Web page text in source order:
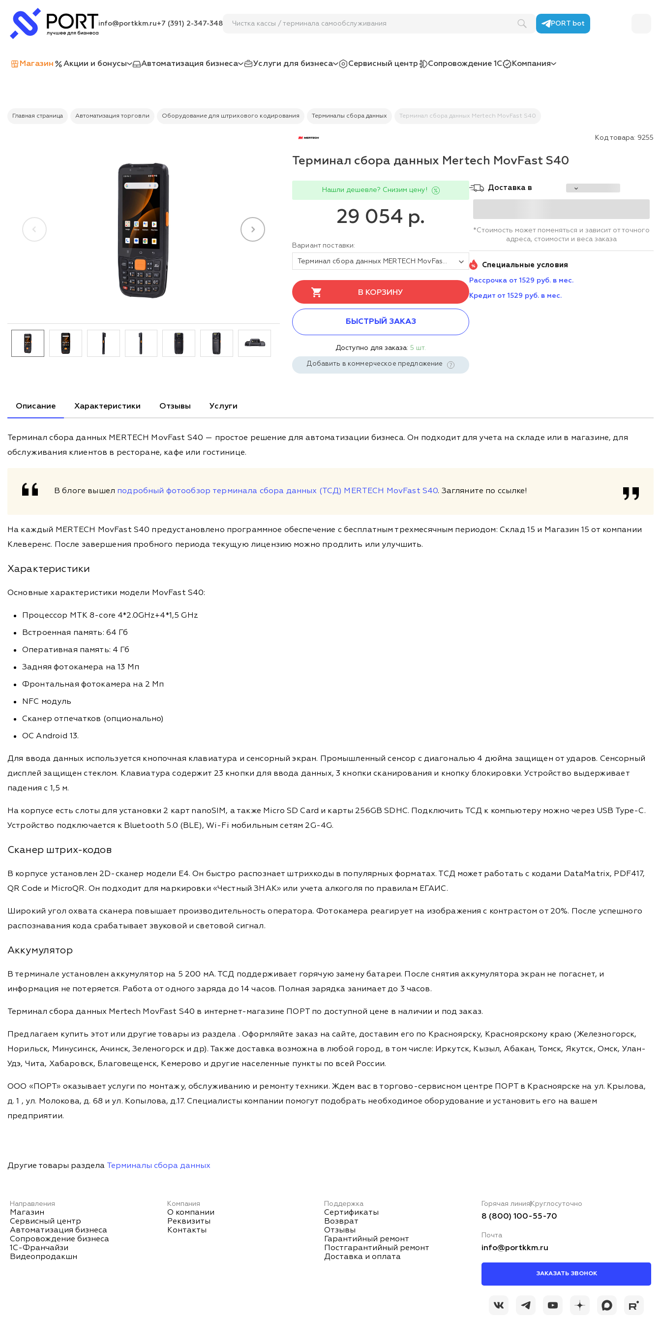
info@portkkm.ru+7 (391) 2-347-348 Чистка кассы / терминала самообслуживани PORT bot
Магазин Акции и бонусы Автоматизация бизнеса Услуги для бизнеса Сервисный центр Сопровождение 1С Компания
Главная страница Автоматизация торговли Оборудование для штрихового кодирования Терминалы сбора данных Терминал сбора данных Mertech MovFast S40
Код товара: 9255
Терминал сбора данных Mertech MovFast S40
Нашли дешевле? Снизим цену!
29 054 р.
Вариант поставки:
Терминал сбора данных MERTECH MovFast S40
В КОРЗИНУ
БЫСТРЫЙ ЗАКАЗ
Доступно для заказа: 5 шт.
Добавить в коммерческое предложение
Доставка в
*Стоимость может поменяться и зависит от точного
адреса, стоимости и веса заказа
Специальные условия
Рассрочка от 1529 руб. в мес.
Кредит от 1529 руб. в мес.
Описание Характеристики Отзывы Услуги
Терминал сбора данных MERTECH MovFast S40 — простое решение для автоматизации бизнеса. Он подходит для учета на складе или в магазине, для
обслуживания клиентов в ресторане, кафе или гостинице.
В блоге вышел подробный фотообзор терминала сбора данных (ТСД) MERTECH MovFast S40. Загляните по ссылке!
На каждый MERTECH MovFast S40 предустановлено программное обеспечение с бесплатным трехмесячным периодом: Склад 15 и Магазин 15 от компании
Клеверенс. После завершения пробного периода текущую лицензию можно продлить или улучшить.
Характеристики
Основные характеристики модели MovFast S40:
Процессор MTK 8-core 4*2.0GHz+4*1,5 GHz
Встроенная память: 64 Гб
Оперативная память: 4 Гб
Задняя фотокамера на 13 Мп
Фронтальная фотокамера на 2 Мп
NFC модуль
Сканер отпечатков (опционально)
ОС Android 13.
Для ввода данных используется кнопочная клавиатура и сенсорный экран. Промышленный сенсор с диагональю 4 дюйма защищен от ударов. Сенсорный
дисплей защищен стеклом. Клавиатура содержит 23 кнопки для ввода данных, 3 кнопки сканирования и кнопку блокировки. Устройство выдерживает
падения с 1,5 м.
На корпусе есть слоты для установки 2 карт nanoSIM, а также Micro SD Card и карты 256GB SDHC. Подключить ТСД к компьютеру можно через USB Type-C.
Устройство подключается к Bluetooth 5.0 (BLE), Wi-Fi мобильным сетям 2G-4G.
Сканер штрих-кодов
В корпусе установлен 2D-сканер модели Е4. Он быстро распознает штрихкоды в популярных форматах. ТСД может работать с кодами DataMatrix, PDF417,
QR Code и MicroQR. Он подходит для маркировки «Честный ЗНАК» или учета алкоголя по правилам ЕГАИС.
Широкий угол охвата сканера повышает производительность оператора. Фотокамера реагирует на изображения с контрастом от 20%. После успешного
распознавания кода срабатывает звуковой и световой сигнал.
Аккумулятор
В терминале установлен аккумулятор на 5 200 мА. ТСД поддерживает горячую замену батареи. После снятия аккумулятора экран не погаснет, и
информация не потеряется. Работа от одного заряда до 14 часов. Полная зарядка занимает до 3 часов.
Терминал сбора данных Mertech MovFast S40 в интернет-магазине ПОРТ по доступной цене в наличии и под заказ.
Предлагаем купить этот или другие товары из раздела . Оформляйте заказ на сайте, доставим его по Красноярску, Красноярскому краю (Железногорск,
Норильск, Минусинск, Ачинск, Зеленогорск и др). Также доставка возможна в любой город, в том числе: Иркутск, Кызыл, Абакан, Томск, Якутск, Омск, Улан-
Удэ, Чита, Хабаровск, Благовещенск, Кемерово и другие населенные пункты по всей России.
ООО «ПОРТ» оказывает услуги по монтажу, обслуживанию и ремонту техники. Ждем вас в торгово-сервисном центре ПОРТ в Красноярске на ул. Крылова,
д. 1 , ул. Молокова, д. 68 и ул. Копылова, д.17. Специалисты компании помогут подобрать необходимое оборудование и установить его на вашем
предприятии.
Другие товары раздела Терминалы сбора данных
Направления
Магазин
Сервисный центр
Автоматизация бизнеса
Сопровождение бизнеса
1С-Франчайзи
Видеопродакшн
Компания
О компании
Реквизиты
Контакты
Поддержка
Сертификаты
Возврат
Отзывы
Гарантийный ремонт
Постгарантийный ремонт
Доставка и оплата
Горячая линия Круглосуточно
8 (800) 100-55-70
Почта
info@portkkm.ru
ЗАКАЗАТЬ ЗВОНОК